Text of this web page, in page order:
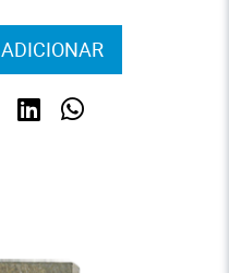
ADICIONAR